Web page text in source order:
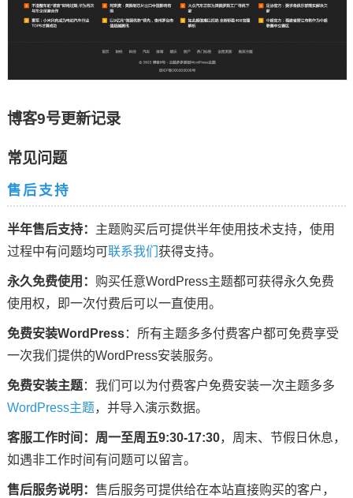
博客9号更新记录
常见问题
售后支持
半年售后支持： 主题购买后可提供半年使用技术支持，使用
过程中有问题均可联系我们 获得支持。
永久免费使用： 购买任意WordPress主题都可获得永久免费
使用权，即一次付费后可以一直使用。
免费安装WordPress：所有主题多多付费客户都可免费享受
一次我们提供的WordPress安装服务。
免费安装主题：我们可以为付费客户免费安装一次主题多多
WordPress主题，并导入演示数据。
客服工作时间： 周一至周五9:30-17:30，周末、节假日休息，
如遇非工作时间有问题可以留言。
售后服务说明： 售后服务可提供给在本站直接购买的客户，